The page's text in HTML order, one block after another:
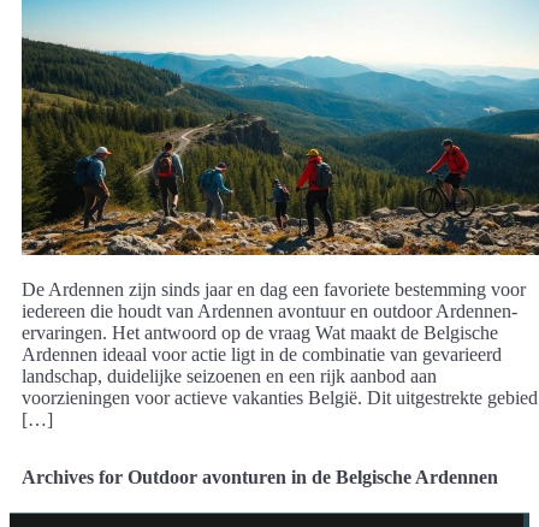
De Ardennen zijn sinds jaar en dag een favoriete bestemming voor
iedereen die houdt van Ardennen avontuur en outdoor Ardennen-
ervaringen. Het antwoord op de vraag Wat maakt de Belgische
Ardennen ideaal voor actie ligt in de combinatie van gevarieerd
landschap, duidelijke seizoenen en een rijk aanbod aan
voorzieningen voor actieve vakanties België. Dit uitgestrekte gebied
[…]
Archives for Outdoor avonturen in de Belgische Ardennen